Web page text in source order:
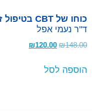
כוחו של CBT בטיפול זוגי
ד"ר נעמי אפל
₪148.00
₪120.00
הוספה לסל